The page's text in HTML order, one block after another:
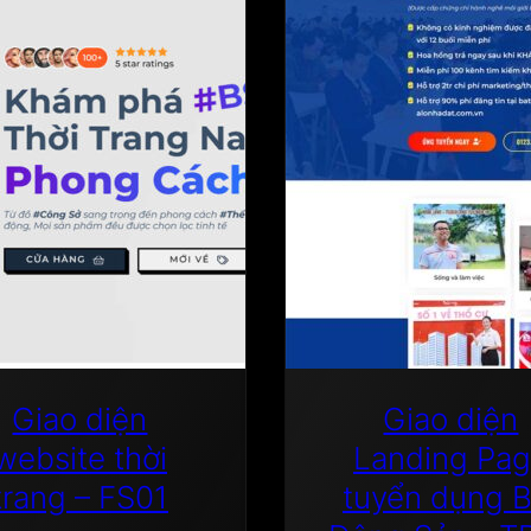
–
FS02
số
lượng
Giao diện
thời
– FS01
Giao diện
Landing
tuyển dụng